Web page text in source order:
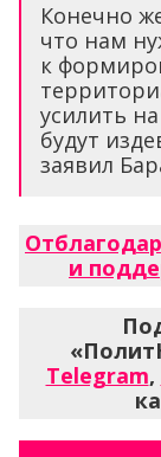
Конечно
что нам
к
усилить
будут
заявил
и
Telegram,